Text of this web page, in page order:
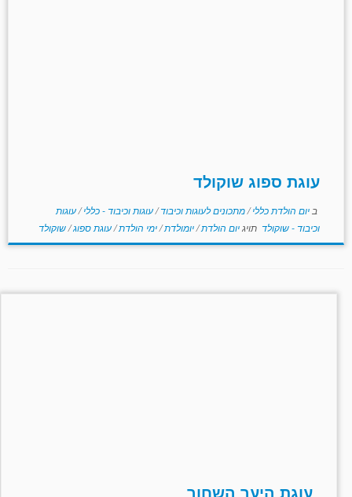
עוגת ספוג שוקולד
ב יום הולדת כללי/מתכונים לעוגות וכיבוד/עוגות וכיבוד - כללי/עוגות
וכיבוד - שוקולד תויגיום הולדת/יומולדת/ימי הולדת/עוגת ספוג/שוקולד
עוגת היער השחור